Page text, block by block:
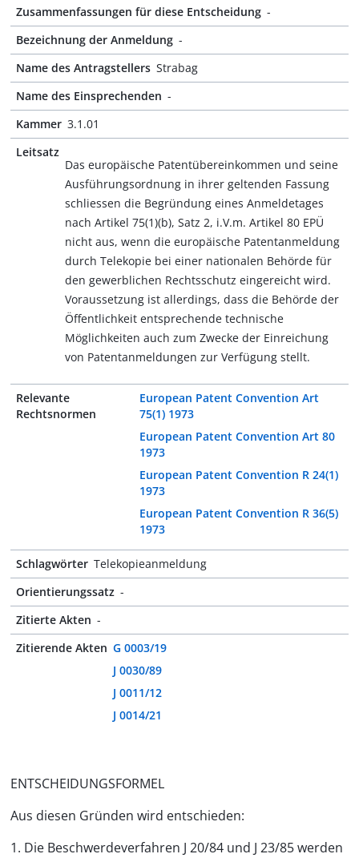
Zusammenfassungen für diese Entscheidung -
Bezeichnung der Anmeldung -
Name des Antragstellers Strabag
Name des Einsprechenden -
Kammer 3.1.01
Leitsatz
Das europäische Patentübereinkommen und seine
Ausführungsordnung in ihrer geltenden Fassung
schliessen die Begründung eines Anmeldetages
nach Artikel 75(1)(b), Satz 2, i.V.m. Artikel 80 EPÜ
nicht aus, wenn die europäische Patentanmeldung
durch Telekopie bei einer nationalen Behörde für
den gewerblichen Rechtsschutz eingereicht wird.
Voraussetzung ist allerdings, dass die Behörde der
Öffentlichkeit entsprechende technische
Möglichkeiten auch zum Zwecke der Einreichung
von Patentanmeldungen zur Verfügung stellt.
Relevante
Rechtsnormen
European Patent Convention Art
75(1) 1973
European Patent Convention Art 80
1973
European Patent Convention R 24(1)
1973
European Patent Convention R 36(5)
1973
Schlagwörter Telekopieanmeldung
Orientierungssatz -
Zitierte Akten -
Zitierende Akten G 0003/19
J 0030/89
J 0011/12
J 0014/21
ENTSCHEIDUNGSFORMEL
Aus diesen Gründen wird entschieden:
1. Die Beschwerdeverfahren J 20/84 und J 23/85 werden